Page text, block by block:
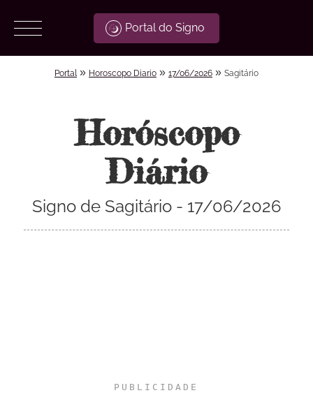
Portal do Signo
Portal » Horoscopo Diario » 17/06/2026 » Sagitário
Horóscopo
Diário
Signo de Sagitário - 17/06/2026